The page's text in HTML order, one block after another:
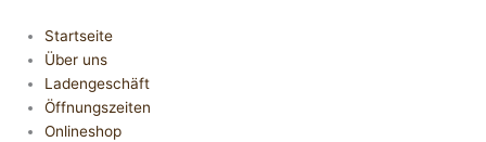
Startseite
Über uns
Ladengeschäft
Öffnungszeiten
Onlineshop